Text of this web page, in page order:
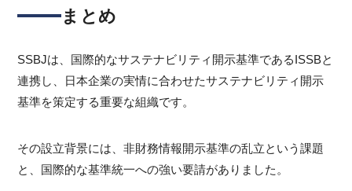
まとめ
SSBJは、国際的なサステナビリティ開示基準であるISSBと
連携し、日本企業の実情に合わせたサステナビリティ開示
基準を策定する重要な組織です。
その設立背景には、非財務情報開示基準の乱立という課題
と、国際的な基準統一への強い要請がありました。